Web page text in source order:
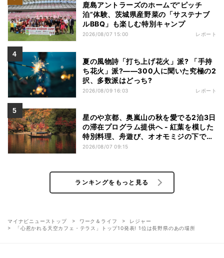
鹿島アントラーズのホームで“ピッチ
泊”体験、茨城県産野菜の「サステナブ
ルBBQ」も楽しむ特別キャンプ
2026/08/07 15:00 レポート
夏の風物詩「打ち上げ花火」派? 「手持
ち花火」派?――300人に聞いた究極の2
択、多数派はどっち?
2026/08/09 16:03 レポート
星のや京都、奥嵐山の秋を愛でる2泊3日
の滞在プログラム提供へ - 紅葉を模した
特別料理、舟遊び、オオモミジの下でお
こなう深呼吸など
2026/08/07 09:15
ランキングをもっと見る
マイナビニューストップ ワーク＆ライフ
レジャー
「心惹かれる天空カフェ・テラス」トップ10発表! 1位は長野県のあの場所